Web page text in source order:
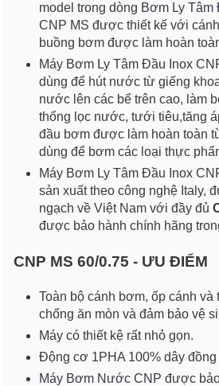
model trong dòng Bơm Ly Tâm
CNP MS được thiết kế với
buồng bơm được làm hoàn
Máy Bơm Ly Tâm Đầu Inox
dùng để hút nước từ giếng
nước lên các bể trên cao, làm
thống lọc nước, tưới tiêu,tăng
đầu bơm được làm hoàn toàn
dùng để bơm các loại thực
Máy Bơm Ly Tâm Đầu Inox
sản xuất theo công nghệ Italy,
ngạch về Việt Nam với đầy đủ
được bảo hành chính hãng
CNP MS 60/0.75 - ƯU ĐIỂM
Toàn bộ cánh bơm, ốp cánh
chống ăn mòn và đảm bảo vệ
Máy có thiết kệ rất nhỏ gọn.
Động cơ 1PHA 100% dây đồng
Máy Bơm Nước CNP được